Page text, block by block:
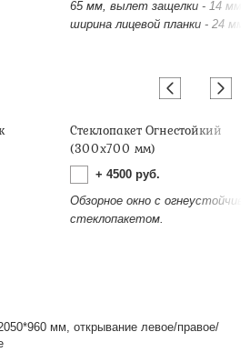
65 мм, вылет защелки - 14 мм,
ширина лицевой планки - 24 мм.
Стеклопакет Огнестойкий
(300х700 мм)
+ 4500 руб.
Обзорное окно с
стеклопакетом.
мм, открывание левое/правое/